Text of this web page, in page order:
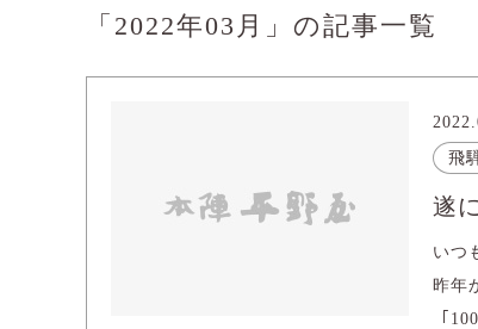
「2022年03月」の記事一覧
飛
遂
いつ
昨年
「